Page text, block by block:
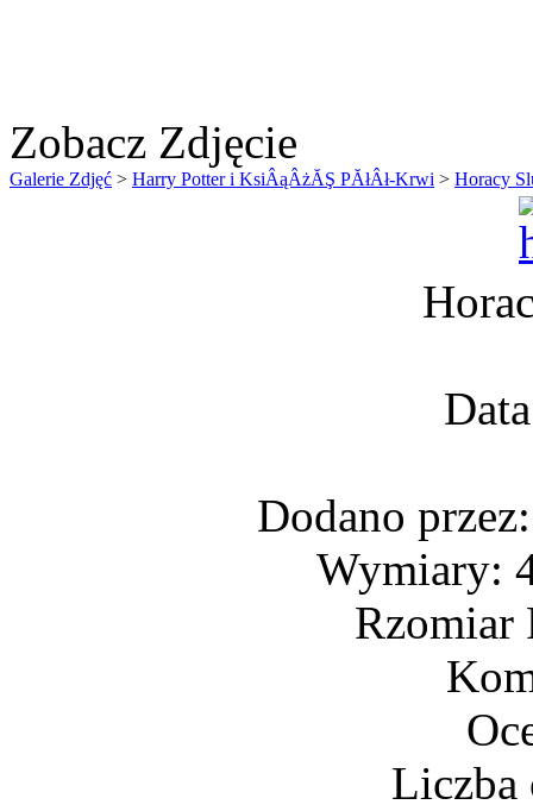
Zobacz Zdjęcie
Galerie Zdjęć > Harry Potter i KsiÂąÂżĂŞ PĂłÂł-Krwi > Horacy
Dodano
Wymiary:
Rzomiar
Liczba